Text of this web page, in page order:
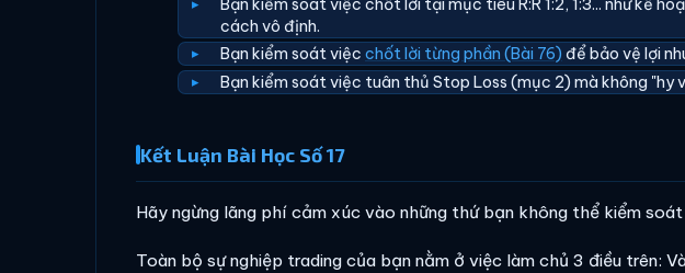
Bạn kiểm soát việc chốt lời tại mục tiêu R:R 1:2, 1:3... như kế
cách vô định.
Bạn kiểm soát việcchốt lời từng phần (Bài 76) để bảo vệ lợi
Bạn kiểm soát việc tuân thủ Stop Loss (mục 2) mà không "hy
Kết Luận Bài Học Số 17
Hãy ngừng lãng phí cảm xúc vào những thứ bạn không thể kiểm
Toàn bộ sự nghiệp trading của bạn nằm ở việc làm chủ 3 điều trên: